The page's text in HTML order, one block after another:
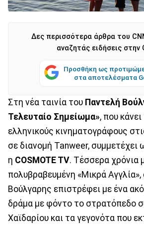
Δες περισσότερα άρθρα του
αναζητάς ειδήσεις στην
Προσθήκη ως
στα αποτελέσματα
Στη νέα ταινία του Παντελή
Τελευταίο Σημείωμα», που
ελληνικούς κινηματογράφους
σε διανομή Tanweer,
η COSMOTE TV. Τέσσερα χρόνια
πολυβραβευμένη «Μικρά
Βούλγαρης επιστρέφει με ένα
δράμα με φόντο το στρατόπεδο
Χαϊδαρίου και τα γεγονότα που